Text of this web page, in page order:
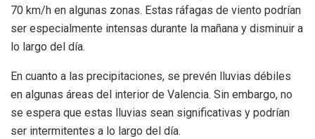
70 km/h en algunas zonas. Estas ráfagas de viento podrían
ser especialmente intensas durante la mañana y disminuir a
lo largo del día.
En cuanto a las precipitaciones, se prevén lluvias débiles
en algunas áreas del interior de Valencia. Sin embargo, no
se espera que estas lluvias sean significativas y podrían
ser intermitentes a lo largo del día.